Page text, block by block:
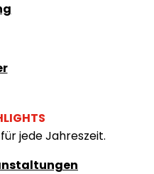
jede Jahreszeit.